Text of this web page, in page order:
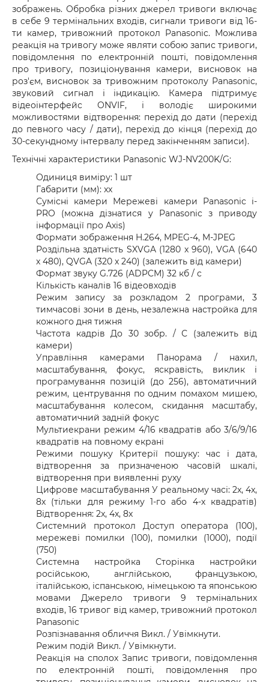
зображень. Обробка різних джерел тривоги включає
в себе 9 термінальних входів, сигнали тривоги від 16-
ти камер, тривожний протокол Panasonic. Можлива
реакція на тривогу може являти собою запис тривоги,
повідомлення по електронній пошті, повідомлення
про тривогу, позиціонування камери, висновок на
роз'єм, висновок за тривожним протоколу Panasonic,
звуковий сигнал і індикацію. Камера підтримує
відеоінтерфейс ONVIF, і володіє широкими
можливостями відтворення: перехід до дати (перехід
до певного часу / дати), перехід до кінця (перехід до
30-секундному інтервалу перед закінченням записи).
Технічні характеристики Panasonic WJ-NV200K/G:
Одиниця виміру: 1 шт
Габарити (мм): xx
Сумісні камери Мережеві камери Panasonic i-
PRO (можна дізнатися у Panasonic з приводу
інформації про Axis)
Формати зображення H.264, MPEG-4, M-JPEG
Роздільна здатність SXVGA (1280 x 960), VGA (640
x 480), QVGA (320 x 240) (залежить від камери)
Формат звуку G.726 (ADPCM) 32 кб / c
Кількість каналів 16 відеовходів
Режим запису за розкладом 2 програми, 3
тимчасові зони в день, незалежна настройка для
кожного дня тижня
Частота кадрів До 30 зобр. / С (залежить від
камери)
Управління камерами Панорама / нахил,
масштабування, фокус, яскравість, виклик і
програмування позицій (до 256), автоматичний
режим, центрування по одним помахом мишею,
масштабування колесом, скидання масштабу,
автоматичний задній фокус
Мультиекрани режим 4/16 квадратів або 3/6/9/16
квадратів на повному екрані
Режими пошуку Критерії пошуку: час і дата,
відтворення за призначеною часовій шкалі,
відтворення при виявленні руху
Цифрове масштабування У реальному часі: 2x, 4x,
8x (тільки для режиму 1-го або 4-х квадратів)
Відтворення: 2x, 4x, 8x
Системний протокол Доступ оператора (100),
мережеві помилки (100), помилки (1000), події
(750)
Системна настройка Сторінка настройки
російською, англійською, французькою,
італійською, іспанською, німецькою та японською
мовами Джерело тривоги 9 термінальних
входів, 16 тривог від камер, тривожний протокол
Panasonic
Розпізнавання обличчя Викл. / Увімкнути.
Режим подій Викл. / Увімкнути.
Реакція на сполох Запис тривоги, повідомлення
по електронній пошті, повідомлення про